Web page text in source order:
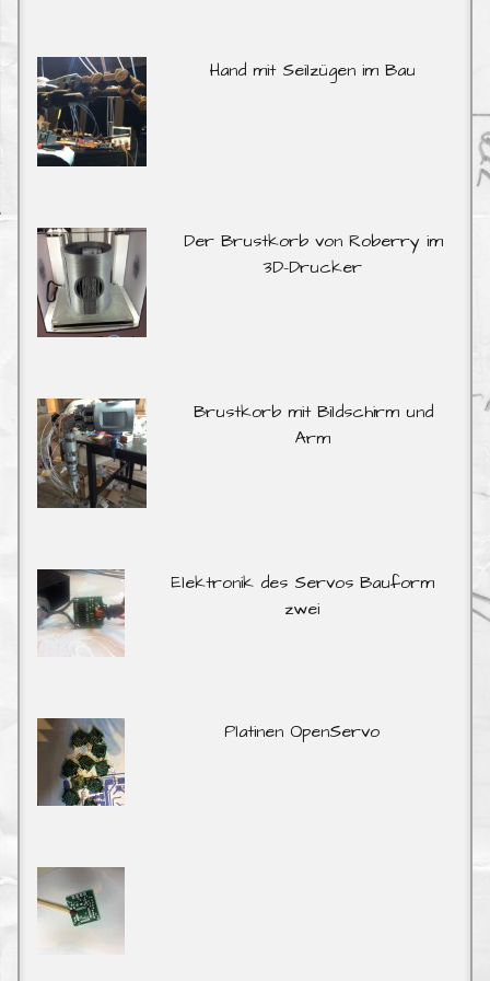
Hand mit Seilzügen im Bau
Der Brustkorb von Roberry im
3D-Drucker
Brustkorb mit Bildschirm und
Arm
Elektronik des Servos Bauform
zwei
Platinen OpenServo